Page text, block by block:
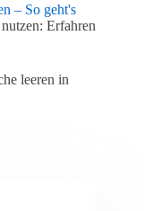
– So geht's
Erfahren
leeren in